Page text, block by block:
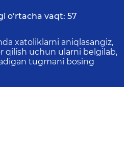
o‘rtacha vaqt: 57
xatoliklarni aniqlasangiz,
qilish uchun ularni belgilab,
tugmani bosing